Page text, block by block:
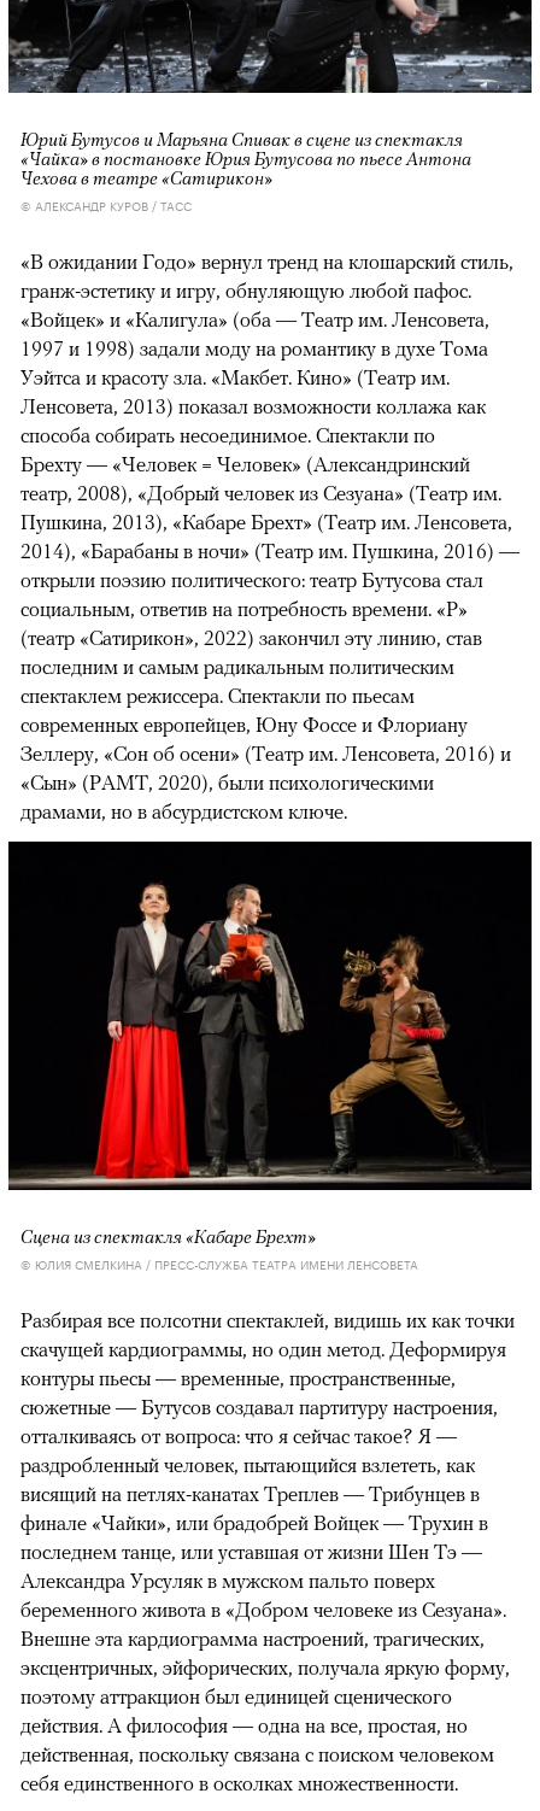
Юрий Бутусов и Марьяна Спивак в сцене из спектакля
«Чайка» в постановке Юрия Бутусова по пьесе Антона
Чехова в театре «Сатирикон»
© АЛЕКСАНДР КУРОВ / ТАСС
«В ожидании Годо» вернул тренд на клошарский стиль,
гранж-эстетику и игру, обнуляющую любой пафос.
«Войцек» и «Калигула» (оба — Театр им. Ленсовета,
1997 и 1998) задали моду на романтику в духе Тома
Уэйтса и красоту зла. «Макбет. Кино» (Театр им.
Ленсовета, 2013) показал возможности коллажа как
способа собирать несоединимое. Спектакли по
Брехту — «Человек = Человек» (Александринский
театр, 2008), «Добрый человек из Сезуана» (Театр им.
Пушкина, 2013), «Кабаре Брехт» (Театр им. Ленсовета,
2014), «Барабаны в ночи» (Театр им. Пушкина, 2016) —
открыли поэзию политического: театр Бутусова стал
социальным, ответив на потребность времени. «Р»
(театр «Сатирикон», 2022) закончил эту линию, став
последним и самым радикальным политическим
спектаклем режиссера. Спектакли по пьесам
современных европейцев, Юну Фоссе и Флориану
Зеллеру, «Сон об осени» (Театр им. Ленсовета, 2016) и
«Сын» (РАМТ, 2020), были психологическими
драмами, но в абсурдистском ключе.
Сцена из спектакля «Кабаре Брехт»
© ЮЛИЯ СМЕЛКИНА / ПРЕСС-СЛУЖБА ТЕАТРА ИМЕНИ ЛЕНСОВЕТА
Разбирая все полсотни спектаклей, видишь их как точки
скачущей кардиограммы, но один метод. Деформируя
контуры пьесы — временные, пространственные,
сюжетные — Бутусов создавал партитуру настроения,
отталкиваясь от вопроса: что я сейчас такое? Я —
раздробленный человек, пытающийся взлететь, как
висящий на петлях-канатах Треплев — Трибунцев в
финале «Чайки», или брадобрей Войцек — Трухин в
последнем танце, или уставшая от жизни Шен Тэ —
Александра Урсуляк в мужском пальто поверх
беременного живота в «Добром человеке из Сезуана».
Внешне эта кардиограмма настроений, трагических,
эксцентричных, эйфорических, получала яркую форму,
поэтому аттракцион был единицей сценического
действия. А философия — одна на все, простая, но
действенная, поскольку связана с поиском человеком
себя единственного в осколках множественности.